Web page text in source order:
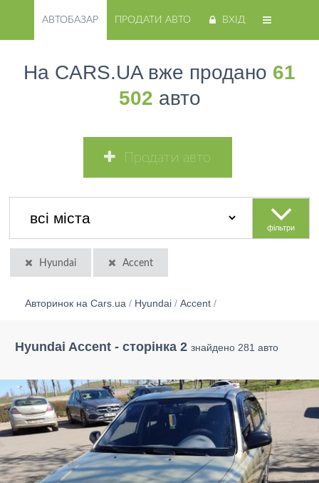
АВТОБАЗАР ПРОДАТИ АВТО ВХІД
На CARS.UA вже продано 61
502 авто
Продати авто
фільтри
Hyundai Accent
Авторинок на Cars.ua / Hyundai / Accent /
Hyundai Accent - сторінка 2 знайдено 281 авто